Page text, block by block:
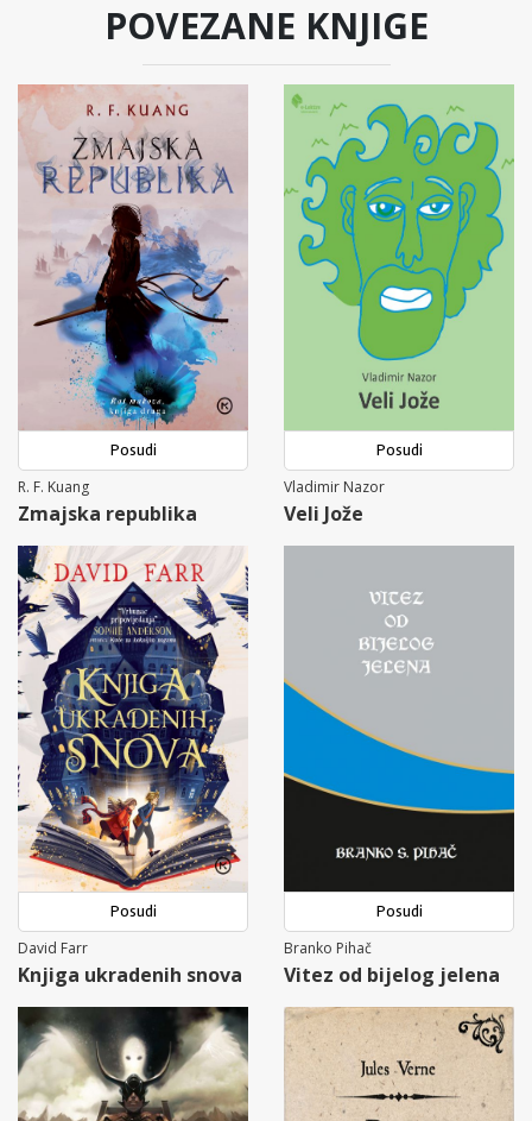
POVEZANE KNJIGE
Posudi
R. F. Kuang
Zmajska republika
Posudi
Vladimir Nazor
Veli Jože
Posudi
David Farr
Knjiga ukradenih snova
Posudi
Branko Pihač
Vitez od bijelog jelena